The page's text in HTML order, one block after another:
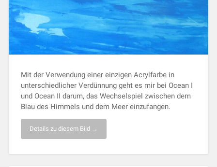
Mit der Verwendung einer einzigen Acrylfarbe in
unterschiedlicher Verdünnung geht es mir bei Ocean I
und Ocean II darum, das Wechselspiel zwischen dem
Blau des Himmels und dem Meer einzufangen.
Details zu diesem Bild →